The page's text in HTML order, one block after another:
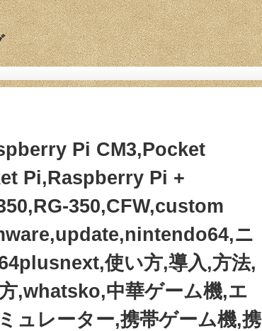
Pi CM3,Pocket
Pi,Raspberry Pi +
350,CFW,custom
ニ
使い方,導入,方法,
,whatsko,中華ゲーム機,エ
ュレーター,携帯ゲーム機,携